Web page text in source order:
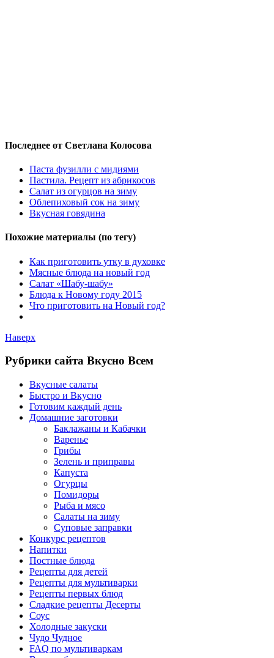
Последнее от Светлана Колосова
Паста фузилли с мидиями
Пастила. Рецепт из абрикосов
Салат из огурцов на зиму
Облепиховый сок на зиму
Вкусная говядина
Похожие материалы (по тегу)
Как приготовить утку в духовке
Мясные блюда на новый год
Салат «Шабу-шабу»
Блюда к Новому году 2015
Что приготовить на Новый год?
Наверх
Рубрики сайта Вкусно Всем
Вкусные салаты
Быстро и Вкусно
Готовим каждый день
Домашние заготовки
Баклажаны и Кабачки
Варенье
Грибы
Зелень и приправы
Капуста
Огурцы
Помидоры
Рыба и мясо
Салаты на зиму
Суповые заправки
Конкурс рецептов
Напитки
Постные блюда
Рецепты для детей
Рецепты для мультиварки
Рецепты первых блюд
Сладкие рецепты Десерты
Соус
Холодные закуски
Чудо Чудное
FAQ по мультиваркам